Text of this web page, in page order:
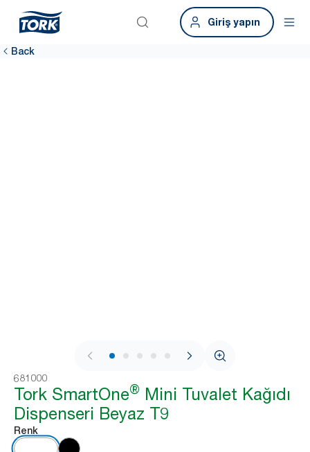
Giriş yapın
Back
1 / 9
681000
Tork SmartOne® Mini Tuvalet Kağıdı
Dispenseri Beyaz T9
Renk